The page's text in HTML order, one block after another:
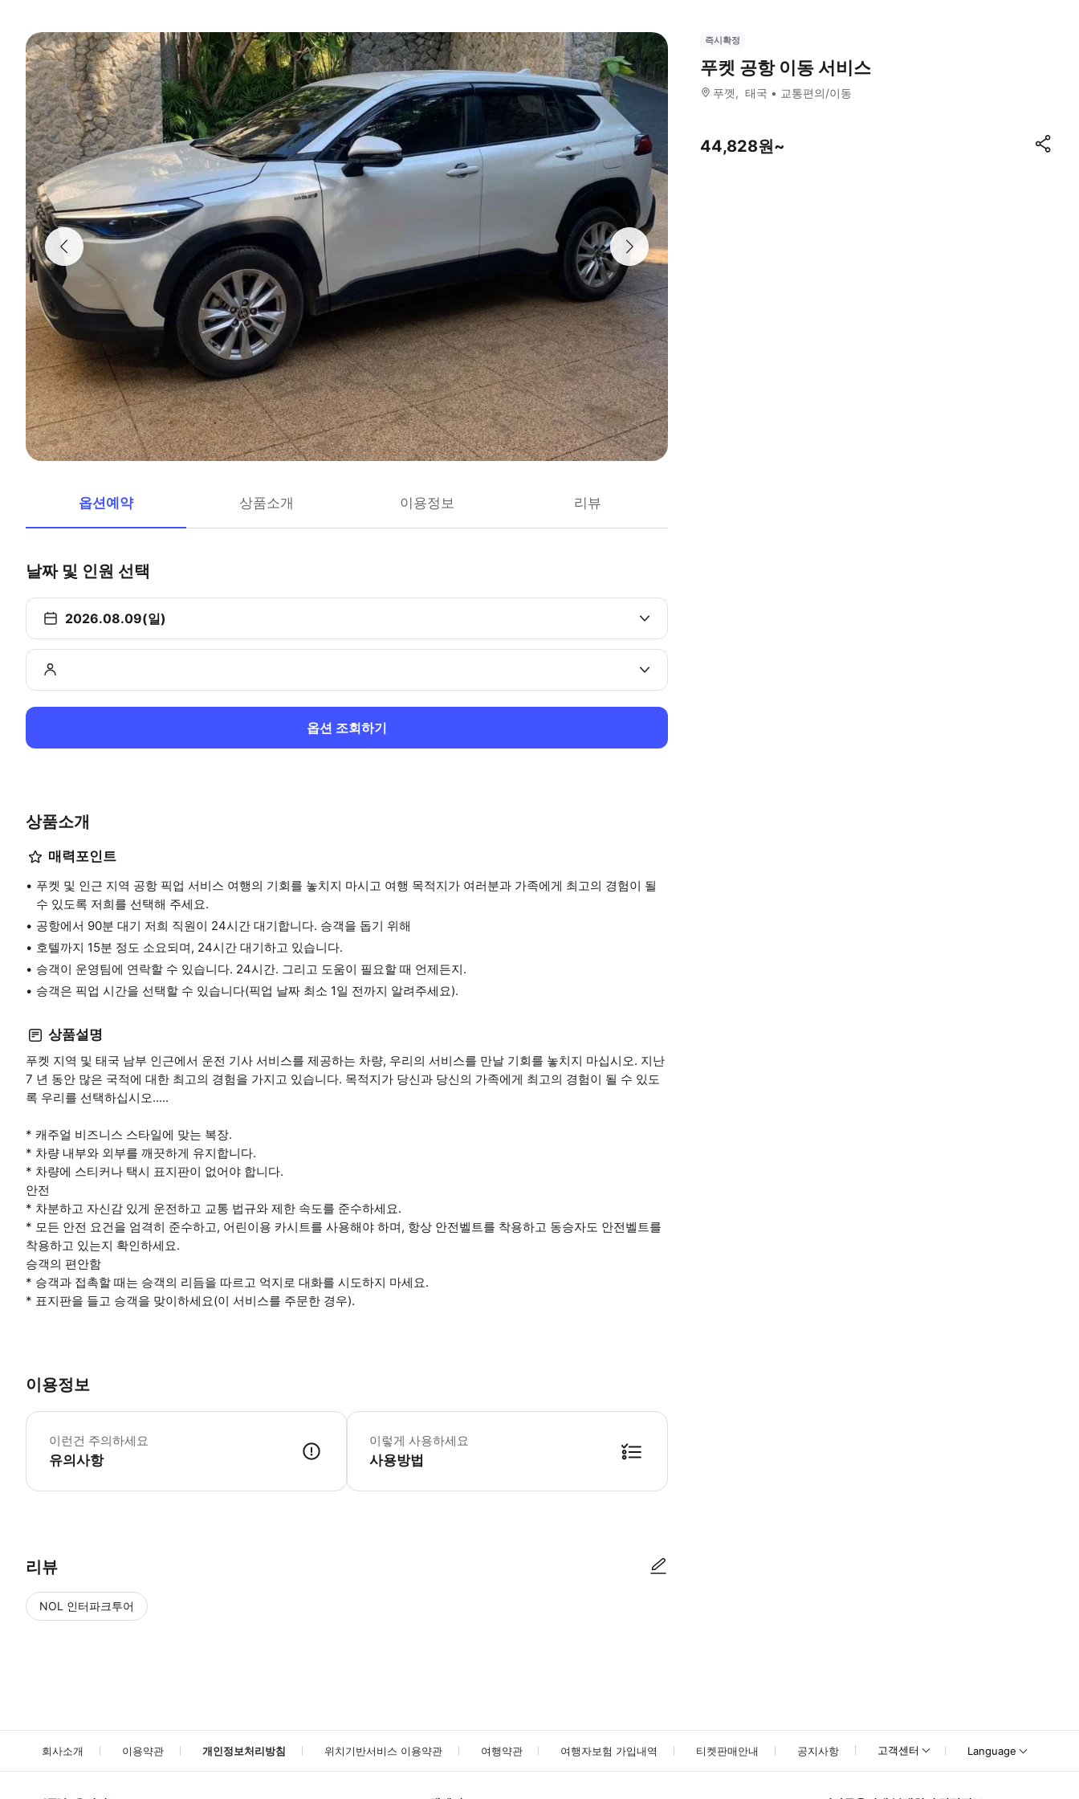
옵션예약 상품소개 이용정보 리뷰
날짜 및 인원 선택
2026.08.09(일)
옵션 조회하기
상품소개
매력포인트
푸켓 및 인근 지역 공항 픽업 서비스 여행의 기회를 놓치지 마시고 여행 목적지가 여러분과 가족에게 최고의 경험이 될
수 있도록 저희를 선택해 주세요.
공항에서 90분 대기 저희 직원이 24시간 대기합니다. 승객을 돕기 위해
호텔까지 15분 정도 소요되며, 24시간 대기하고 있습니다.
승객이 운영팀에 연락할 수 있습니다. 24시간. 그리고 도움이 필요할 때 언제든지.
승객은 픽업 시간을 선택할 수 있습니다(픽업 날짜 최소 1일 전까지 알려주세요).
상품설명
푸켓 지역 및 태국 남부 인근에서 운전 기사 서비스를 제공하는 차량, 우리의 서비스를 만날 기회를 놓치지 마십시오. 지난
7 년 동안 많은 국적에 대한 최고의 경험을 가지고 있습니다. 목적지가 당신과 당신의 가족에게 최고의 경험이 될 수 있도
록 우리를 선택하십시오.....
* 캐주얼 비즈니스 스타일에 맞는 복장.
* 차량 내부와 외부를 깨끗하게 유지합니다.
* 차량에 스티커나 택시 표지판이 없어야 합니다.
안전
* 차분하고 자신감 있게 운전하고 교통 법규와 제한 속도를 준수하세요.
* 모든 안전 요건을 엄격히 준수하고, 어린이용 카시트를 사용해야 하며, 항상 안전벨트를 착용하고 동승자도 안전벨트를
착용하고 있는지 확인하세요.
승객의 편안함
* 승객과 접촉할 때는 승객의 리듬을 따르고 억지로 대화를 시도하지 마세요.
* 표지판을 들고 승객을 맞이하세요(이 서비스를 주문한 경우).
이용정보
이런건 주의하세요
유의사항
* 소요시간 : 60분 (옵션에 따라 소요 시간이 다를 수 있으니, 예약 시 확인 부탁드립니다.)
이렇게 사용하세요
사용방법
리뷰
NOL 인터파크투어
즉시확정
푸켓 공항 이동 서비스
푸껫 태국 교통편의/이동
44,828원~
회사소개 이용약관 개인정보처리방침 위치기반서비스 이용약관 여행약관 여행자보험 가입내역 티켓판매안내 공지사항 고객센터 Language